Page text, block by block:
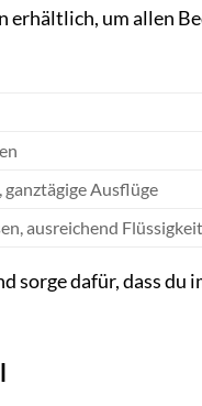
um allen
ganztägige Ausflüge
ausreichend
sorge dafür, dass